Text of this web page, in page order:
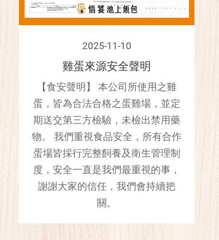
2025-11-10
雞蛋來源安全聲明
【食安聲明】 本公司所使用之雞
蛋，皆為合法合格之蛋雞場，並定
期送交第三方檢驗，未檢出禁用藥
物。 我們重視食品安全，所有合作
蛋場皆採行完整飼養及衛生管理制
度，安全一直是我們最重視的事，
謝謝大家的信任，我們會持續把
關。